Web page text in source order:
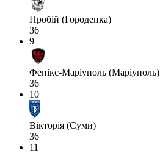
Пробій (Городенка)
36
9
Фенікс-Маріуполь (Маріуполь)
36
10
Вікторія (Суми)
36
11